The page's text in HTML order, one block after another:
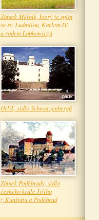
Zámek Mělník, který je spjat
se sv. Ludmilou, Karlem IV.
a rodem Lobkowiczů
Orlík, sídlo Schwarzenbergů
Zámek Poděbrady, sídlo
českého krále Jiřího
z Kunštátu a Poděbrad